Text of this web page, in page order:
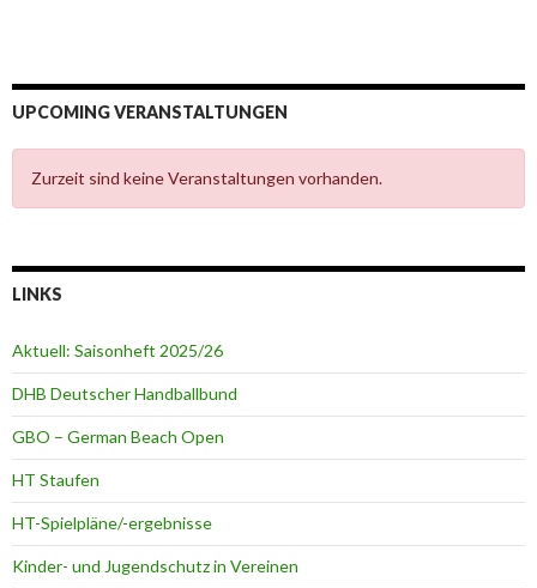
UPCOMING VERANSTALTUNGEN
Zurzeit sind keine Veranstaltungen vorhanden.
LINKS
Aktuell: Saisonheft 2025/26
DHB Deutscher Handballbund
GBO – German Beach Open
HT Staufen
HT-Spielpläne/-ergebnisse
Kinder- und Jugendschutz in Vereinen